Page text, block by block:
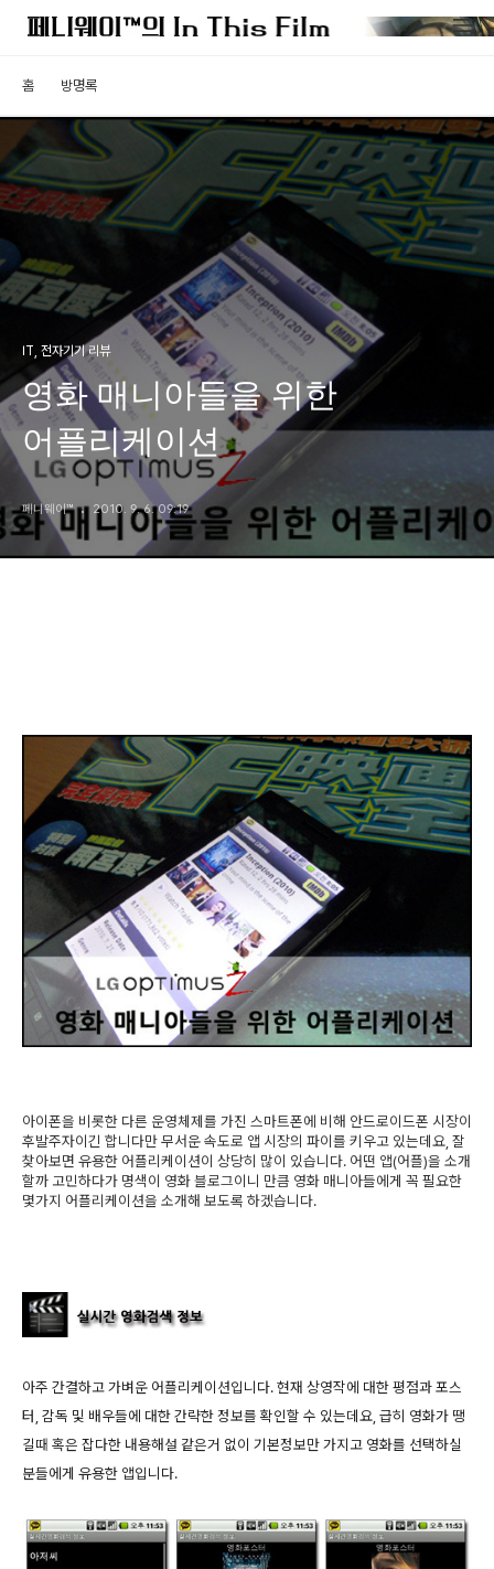
홈 방명록
IT, 전자기기 리뷰
영화 매니아들을 위한
어플리케이션
페니웨이™ 2010. 9. 6. 09:19
아이폰을 비롯한 다른 운영체제를 가진 스마트폰에 비해 안드로이드폰 시장이
후발주자이긴 합니다만 무서운 속도로 앱 시장의 파이를 키우고 있는데요, 잘
찾아보면 유용한 어플리케이션이 상당히 많이 있습니다. 어떤 앱(어플)을 소개
할까 고민하다가 명색이 영화 블로그이니 만큼 영화 매니아들에게 꼭 필요한
몇가지 어플리케이션을 소개해 보도록 하겠습니다.
아주 간결하고 가벼운 어플리케이션입니다. 현재 상영작에 대한 평점과 포스
터, 감독 및 배우들에 대한 간략한 정보를 확인할 수 있는데요, 급히 영화가 땡
길때 혹은 잡다한 내용해설 같은거 없이 기본정보만 가지고 영화를 선택하실
분들에게 유용한 앱입니다.